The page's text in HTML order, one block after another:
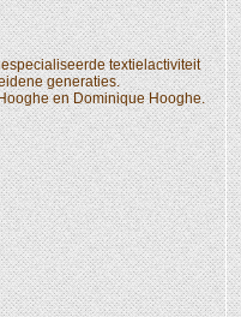
textielactiviteit
generaties.
en Dominique Hooghe.